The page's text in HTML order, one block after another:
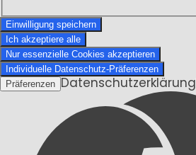
Einwilligung speichern
Ich akzeptiere alle
Nur essenzielle Cookies akzeptieren
Individuelle Datenschutz-Präferenzen
Präferenzen Datenschutzerklärung